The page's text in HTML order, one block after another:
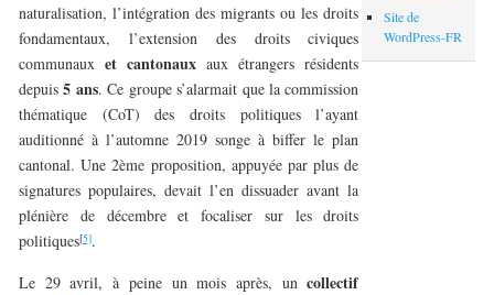
naturalisation, l’intégration des migrants ou les droits
fondamentaux, l’extension des droits civiques
communauxet cantonaux aux étrangers résidents
depuis5 ans. Ce groupe s’alarmait que la commission
thématique (CoT) des droits politiques l’ayant
auditionné à l’automne 2019 songe à biffer le plan
cantonal. Une 2ème proposition, appuyée par plus de
signatures populaires, devait l’en dissuader avant la
plénière de décembre et focaliser sur les droits
politiques[5].
Le 29 avril, à peine un mois après, uncollectif
Site de
WordPress-FR